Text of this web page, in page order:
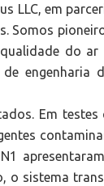
LLC, em
Somos
do ar
engenharia
Em
o sistema